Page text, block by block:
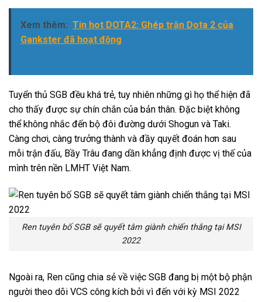
Xem thêm: Tin hot DOTA2: Ghép trận Dota 2 của
Gankster đã hoạt động
Tuyển thủ SGB đều khá trẻ, tuy nhiên những gì họ thể hiện đã
cho thấy được sự chín chắn của bản thân. Đặc biệt không
thể không nhắc đến bộ đôi đường dưới Shogun và Taki.
Càng chơi, càng trưởng thành và đầy quyết đoán hơn sau
mỗi trận đấu, Bầy Trâu đang dần khẳng định được vị thế của
mình trên nền LMHT Việt Nam.
Ren tuyên bố SGB sẽ quyết tâm giành chiến thắng tại MSI
2022
Ngoài ra, Ren cũng chia sẻ về việc SGB đang bị một bộ phận
người theo dõi VCS công kích bởi vì đến với kỳ MSI 2022